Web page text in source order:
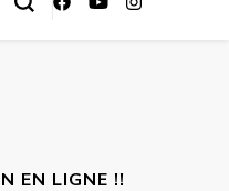
EN LIGNE !!